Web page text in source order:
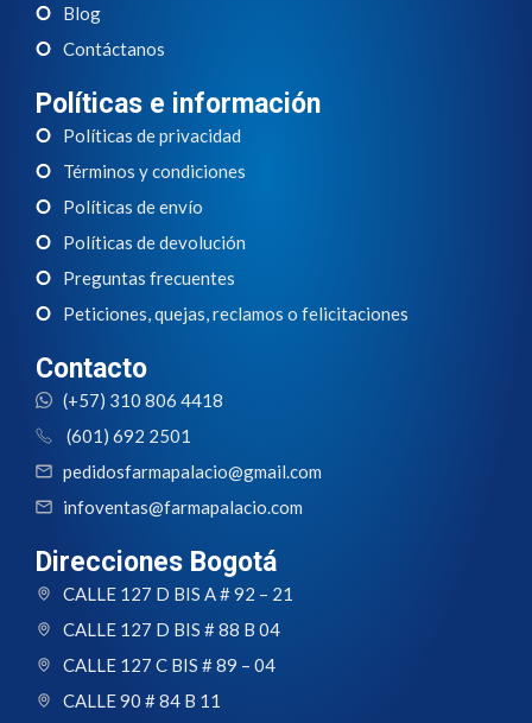
Blog
Contáctanos
Políticas e información
Políticas de privacidad
Términos y condiciones
Políticas de envío
Políticas de devolución
Preguntas frecuentes
Peticiones, quejas, reclamos o felicitaciones
Contacto
(+57) 310 806 4418
(601) 692 2501
pedidosfarmapalacio@gmail.com
infoventas@farmapalacio.com
Direcciones Bogotá
CALLE 127 D BIS A # 92 – 21
CALLE 127 D BIS # 88 B 04
CALLE 127 C BIS # 89 – 04
CALLE 90 # 84 B 11